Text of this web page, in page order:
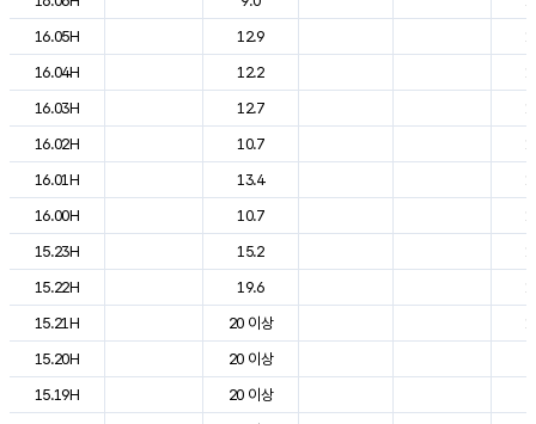
16.05H
12.9
16.04H
12.2
16.03H
12.7
16.02H
10.7
16.01H
13.4
16.00H
10.7
15.23H
15.2
15.22H
19.6
15.21H
20 이상
15.20H
20 이상
15.19H
20 이상